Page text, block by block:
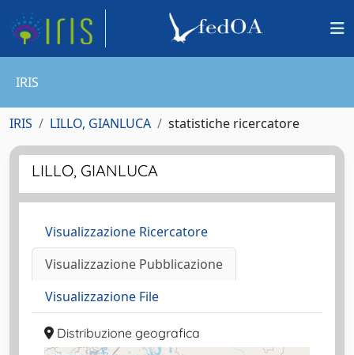
IRIS
IRIS LILLO, GIANLUCA statistiche ricercatore
LILLO, GIANLUCA
Visualizzazione Ricercatore
Visualizzazione Pubblicazione
Visualizzazione File
Distribuzione geografica